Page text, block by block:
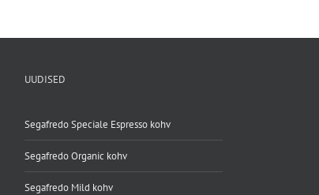
UUDISED
Segafredo Speciale Espresso kohv
Segafredo Organic kohv
Segafredo Mild kohv